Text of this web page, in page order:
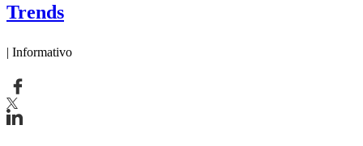
Trends
| Informativo